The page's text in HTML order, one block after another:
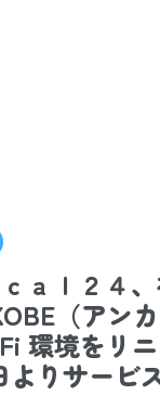
ａｌ２４
（アン
環境をリ
よりサービ